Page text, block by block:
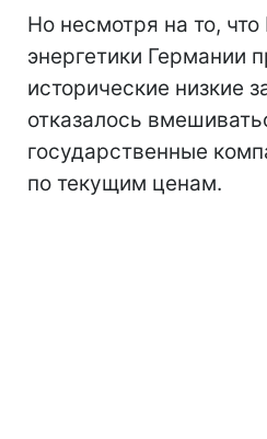
Но несмотря на то,
энергетики Германии
исторические низкие
отказалось
государственные
по текущим ценам.